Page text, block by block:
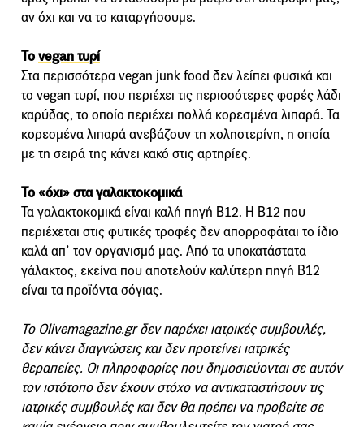
αν όχι και να το καταργήσουμε.
Τοvegan τυρί
Στα περισσότερα vegan junk food δεν λείπει φυσικά και
το vegan τυρί, που περιέχει τις περισσότερες φορές λάδι
καρύδας, το οποίο περιέχει πολλά κορεσμένα λιπαρά. Τα
κορεσμένα λιπαρά ανεβάζουν τη χοληστερίνη, η οποία
με τη σειρά της κάνει κακό στις αρτηρίες.
Το «όχι» στα γαλακτοκομικά
Τα γαλακτοκομικά είναι καλή πηγή Β12. Η Β12 που
περιέχεται στις φυτικές τροφές δεν απορροφάται το ίδιο
καλά απ’ τον οργανισμό μας. Από τα υποκατάστατα
γάλακτος, εκείνα που αποτελούν καλύτερη πηγή B12
είναι τα προϊόντα σόγιας.
Το Olivemagazine.gr δεν παρέχει ιατρικές συμβουλές,
δεν κάνει διαγνώσεις και δεν προτείνει ιατρικές
θεραπείες. Οι πληροφορίες που δημοσιεύονται σε αυτόν
τον ιστότοπο δεν έχουν στόχο να αντικαταστήσουν τις
ιατρικές συμβουλές και δεν θα πρέπει να προβείτε σε